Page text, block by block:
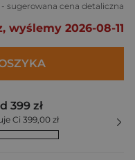
- sugerowana cena detaliczna
wyślemy 2026-08-11
399 zł
Ci 399,00 zł